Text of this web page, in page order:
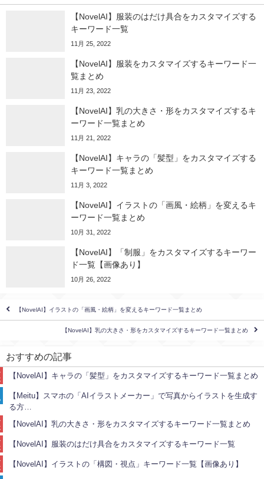
【NovelAI】服装のはだけ具合をカスタマイズする
キーワード一覧
11月 25, 2022
【NovelAI】服装をカスタマイズするキーワード一
覧まとめ
11月 23, 2022
【NovelAI】乳の大きさ・形をカスタマイズするキ
ーワード一覧まとめ
11月 21, 2022
【NovelAI】キャラの「髪型」をカスタマイズする
キーワード一覧まとめ
11月 3, 2022
【NovelAI】イラストの「画風・絵柄」を変えるキ
ーワード一覧まとめ
10月 31, 2022
【NovelAI】「制服」をカスタマイズするキーワー
ド一覧【画像あり】
10月 26, 2022
【NovelAI】イラストの「画風・絵柄」を変えるキーワード一覧まとめ
【NovelAI】乳の大きさ・形をカスタマイズするキーワード一覧まとめ
おすすめの記事
【NovelAI】キャラの「髪型」をカスタマイズするキーワード一覧まとめ
【Meitu】スマホの「AIイラストメーカー」で写真からイラストを生成す
る方…
【NovelAI】乳の大きさ・形をカスタマイズするキーワード一覧まとめ
【NovelAI】服装のはだけ具合をカスタマイズするキーワード一覧
【NovelAI】イラストの「構図・視点」キーワード一覧【画像あり】